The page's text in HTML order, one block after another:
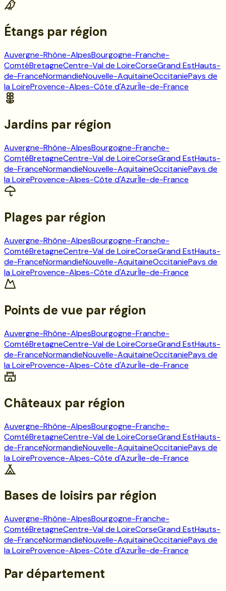
Étangs par région
Auvergne-Rhône-AlpesBourgogne-Franche-
ComtéBretagneCentre-Val de LoireCorseGrand EstHauts-
de-FranceNormandieNouvelle-AquitaineOccitaniePays de
la LoireProvence-Alpes-Côte d'AzurÎle-de-France
Jardins par région
Auvergne-Rhône-AlpesBourgogne-Franche-
ComtéBretagneCentre-Val de LoireCorseGrand EstHauts-
de-FranceNormandieNouvelle-AquitaineOccitaniePays de
la LoireProvence-Alpes-Côte d'AzurÎle-de-France
Plages par région
Auvergne-Rhône-AlpesBourgogne-Franche-
ComtéBretagneCentre-Val de LoireCorseGrand EstHauts-
de-FranceNormandieNouvelle-AquitaineOccitaniePays de
la LoireProvence-Alpes-Côte d'AzurÎle-de-France
Points de vue par région
Auvergne-Rhône-AlpesBourgogne-Franche-
ComtéBretagneCentre-Val de LoireCorseGrand EstHauts-
de-FranceNormandieNouvelle-AquitaineOccitaniePays de
la LoireProvence-Alpes-Côte d'AzurÎle-de-France
Châteaux par région
Auvergne-Rhône-AlpesBourgogne-Franche-
ComtéBretagneCentre-Val de LoireCorseGrand EstHauts-
de-FranceNormandieNouvelle-AquitaineOccitaniePays de
la LoireProvence-Alpes-Côte d'AzurÎle-de-France
Bases de loisirs par région
Auvergne-Rhône-AlpesBourgogne-Franche-
ComtéBretagneCentre-Val de LoireCorseGrand EstHauts-
de-FranceNormandieNouvelle-AquitaineOccitaniePays de
la LoireProvence-Alpes-Côte d'AzurÎle-de-France
Par département